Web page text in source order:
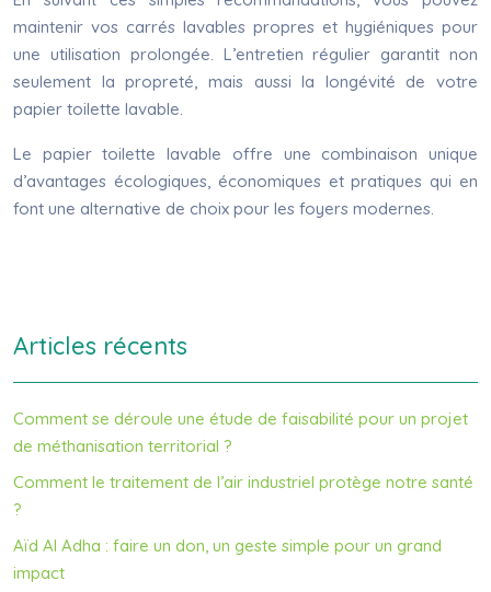
maintenir vos carrés lavables propres et hygiéniques pour
une utilisation prolongée. L’entretien régulier garantit non
seulement la propreté, mais aussi la longévité de votre
papier toilette lavable.
Le papier toilette lavable offre une combinaison unique
d’avantages écologiques, économiques et pratiques qui en
font une alternative de choix pour les foyers modernes.
Articles récents
Comment se déroule une étude de faisabilité pour un projet
de méthanisation territorial ?
Comment le traitement de l’air industriel protège notre santé
?
Aïd Al Adha : faire un don, un geste simple pour un grand
impact